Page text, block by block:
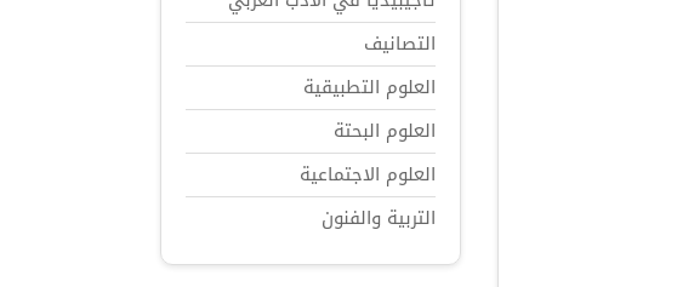
التصانيف
العلوم التطبيقية
العلوم البحتة
العلوم الاجتماعية
التربية والفنون